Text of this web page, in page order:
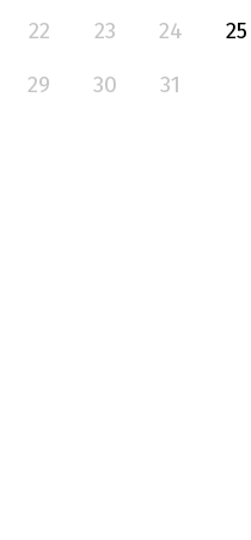
22
23 24 25
29
30 31